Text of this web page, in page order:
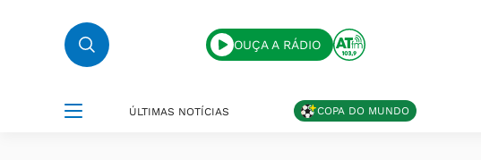
OUÇA A RÁDIO
ÚLTIMAS NOTÍCIAS COPA DO MUNDO